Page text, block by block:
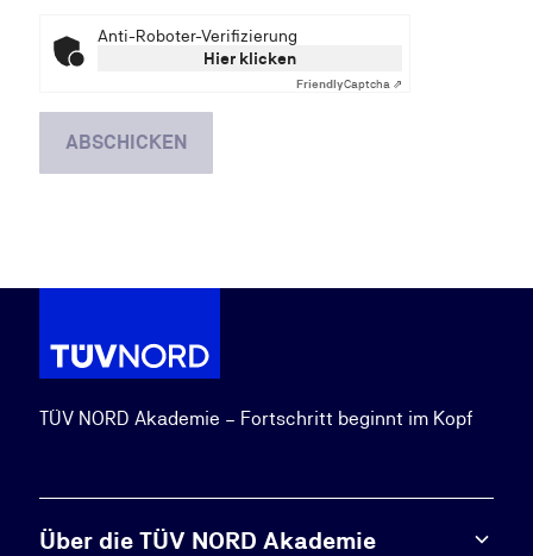
Anti-Roboter-Verifizierung
Hier klicken
FriendlyCaptcha ⇗
ABSCHICKEN
TÜV NORD Akademie – Fortschritt beginnt im Kopf
Über die TÜV NORD Akademie